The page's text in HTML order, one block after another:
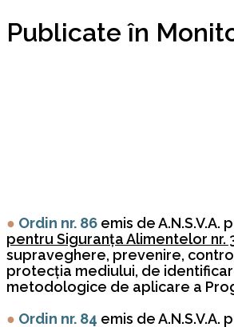
Publicate în
● Ordin nr. 86 emis de A.N.S.V.A.
pentru Siguranţa Alimentelor nr.
supraveghere, prevenire,
protecţia mediului, de
metodologice de aplicare a
● Ordin nr. 84 emis de